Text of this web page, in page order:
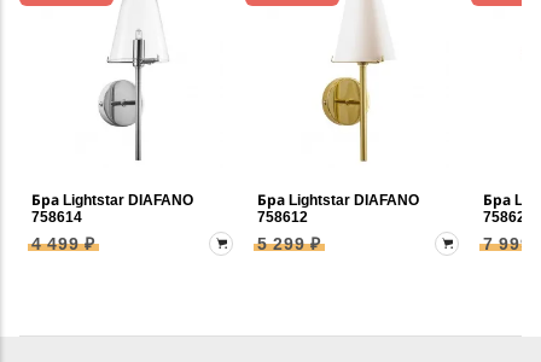
Бра Lightstar DIAFANO
758614
4 499 ₽
Бра Lightstar DIAFANO
758612
5 299 ₽
Бра
758622
7 999